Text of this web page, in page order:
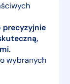
precyzyjnie
wybranych